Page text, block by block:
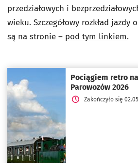
przedziałowych i
wieku. Szczegółowy rozkład
są na stronie – pod tym linkiem.
Pociągiem retro
Parowozów 2026
Zakończyło się